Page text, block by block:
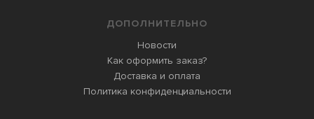
ДОПОЛНИТЕЛЬНО
Новости
Как оформить заказ?
Доставка и оплата
Политика конфиденциальности